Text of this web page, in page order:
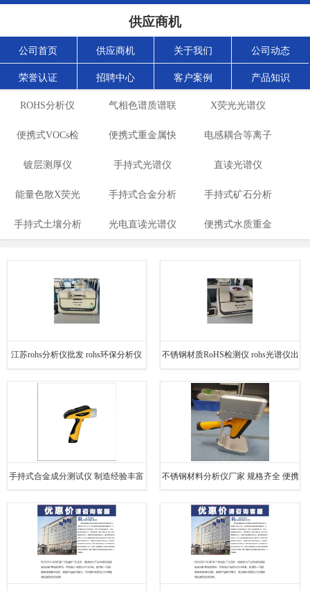
供应商机
公司首页 供应商机 关于我们 公司动态
荣誉认证 招聘中心 客户案例 产品知识
ROHS分析仪 气相色谱质谱联
用仪
X荧光光谱仪
便携式VOCs检
测仪
便携式重金属快
速分析仪
电感耦合等离子
发射光谱仪
镀层测厚仪 手持式光谱仪 直读光谱仪
能量色散X荧光
光谱仪
手持式合金分析
仪
手持式矿石分析
仪
手持式土壤分析 光电直读光谱仪 便携式水质重金
江苏rohs分析仪批发 rohs环保分析仪 不锈钢材质RoHS检测仪 rohs光谱仪出
售 完善的售后
手持式合金成分测试仪 制造经验丰富 不锈钢材料分析仪厂家 规格齐全 便携